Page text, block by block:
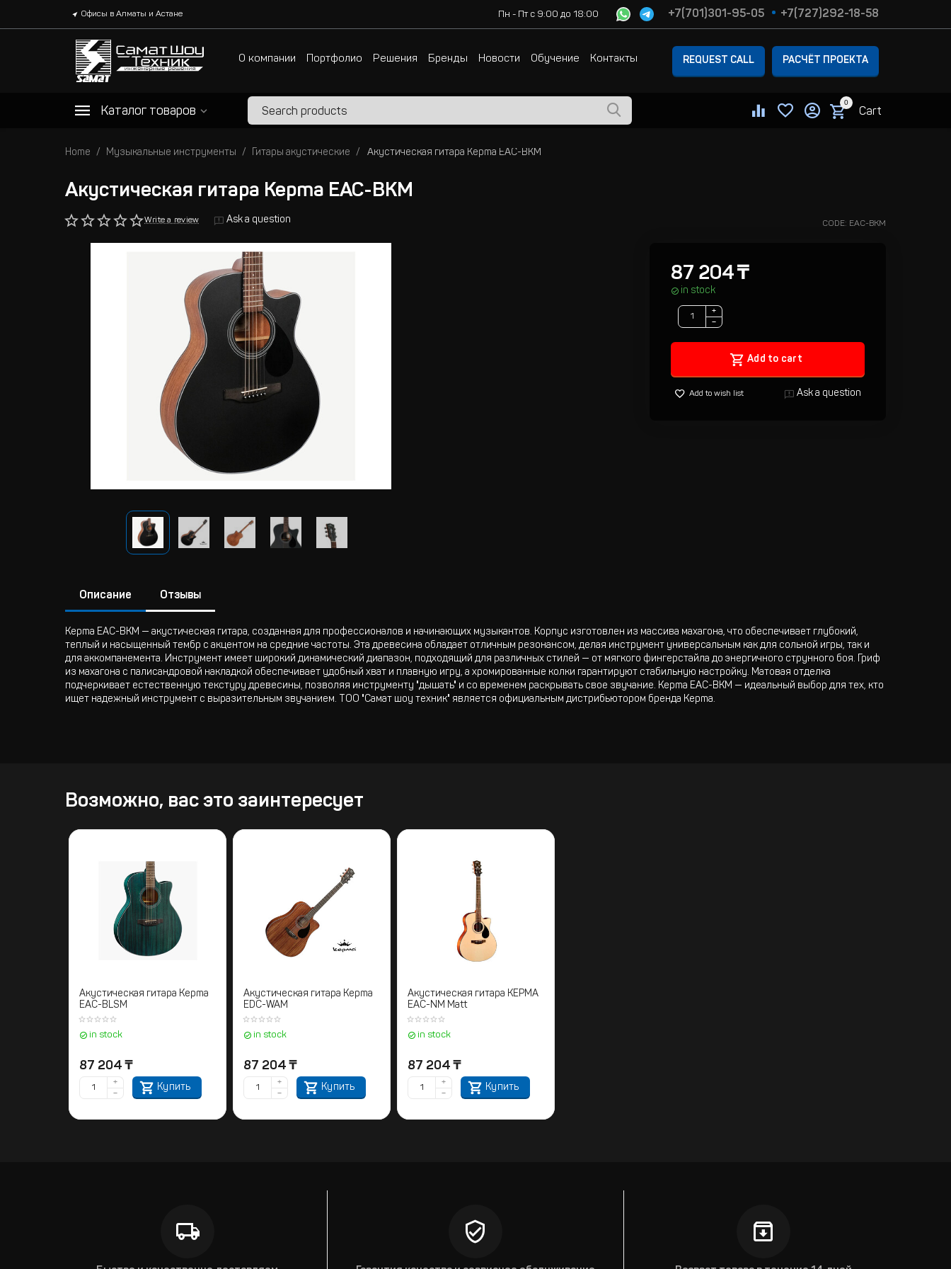
Офисы в Алматы и Астане Пн - Пт с 9:00 до 18:00 +7(701)301-95-05 +7(727)292-18-58
О компании Портфолио Решения Бренды Новости Обучение Контакты REQUEST CALL РАСЧЁТ ПРОЕКТА
Каталог товаров
0
Cart
Home Музыкальные инструменты Гитары акустические Акустическая гитара Kepma EAC-BKM
Акустическая гитара Kepma EAC-BKM
Write a review Ask a question CODE: EAC-BKM
87 204₸
in stock
+
−
Add to cart
Add to wish list Ask a question
Описание Отзывы
Kepma EAC-BKM — акустическая гитара, созданная для профессионалов и начинающих музыкантов. Корпус изготовлен из массива махагона, что обеспечивает глубокий,
теплый и насыщенный тембр с акцентом на средние частоты. Эта древесина обладает отличным резонансом, делая инструмент универсальным как для сольной игры, так и
для аккомпанемента. Инструмент имеет широкий динамический диапазон, подходящий для различных стилей — от мягкого фингерстайла до энергичного струнного боя. Гриф
из махагона с палисандровой накладкой обеспечивает удобный хват и плавную игру, а хромированные колки гарантируют стабильную настройку. Матовая отделка
подчеркивает естественную текстуру древесины, позволяя инструменту "дышать" и со временем раскрывать свое звучание. Kepma EAC-BKM — идеальный выбор для тех, кто
ищет надежный инструмент с выразительным звучанием. ТОО "Самат шоу техник" является официальным дистрибьютором бренда Kepma.
Возможно, вас это заинтересует
Акустическая гитара Kepma
EAC-BLSM
in stock
87 204 ₸
Купить
+
−
Акустическая гитара Kepma
EDC-WAM
in stock
87 204 ₸
Купить
+
−
Акустическая гитара KEPMA
EAC-NM Matt
in stock
87 204 ₸
Купить
+
−